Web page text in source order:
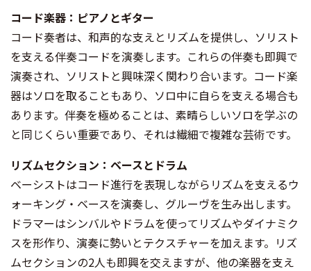
コード楽器：ピアノとギター
コード奏者は、和声的な支えとリズムを提供し、ソリスト
を支える伴奏コードを演奏します。これらの伴奏も即興で
演奏され、ソリストと興味深く関わり合います。コード楽
器はソロを取ることもあり、ソロ中に自らを支える場合も
あります。伴奏を極めることは、素晴らしいソロを学ぶの
と同じくらい重要であり、それは繊細で複雑な芸術です。
リズムセクション：ベースとドラム
ベーシストはコード進行を表現しながらリズムを支えるウ
ォーキング・ベースを演奏し、グルーヴを生み出します。
ドラマーはシンバルやドラムを使ってリズムやダイナミク
スを形作り、演奏に勢いとテクスチャーを加えます。リズ
ムセクションの2人も即興を交えますが、他の楽器を支え